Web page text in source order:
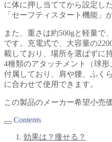
に体に押し当ててから設定し
「セーフティスタート機能」
また、重さは約500gと軽量で
です。充電式で、大容量の
載しており、場所を選ばずに
4種類のアタッチメント（球
付属しており、肩や腰、ふく
に合わせて使用できます。
この製品のメーカー希望小売
Contents
効果は？痩せる？